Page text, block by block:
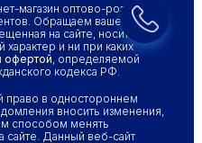
магазин оптово-розничной
Обращаем ваше
на сайте, носит
и ни при каких
офертой , определяемой
кодекса РФ.
право в одностороннем
вносить изменения,
способом менять
сайте. Данный веб-сайт